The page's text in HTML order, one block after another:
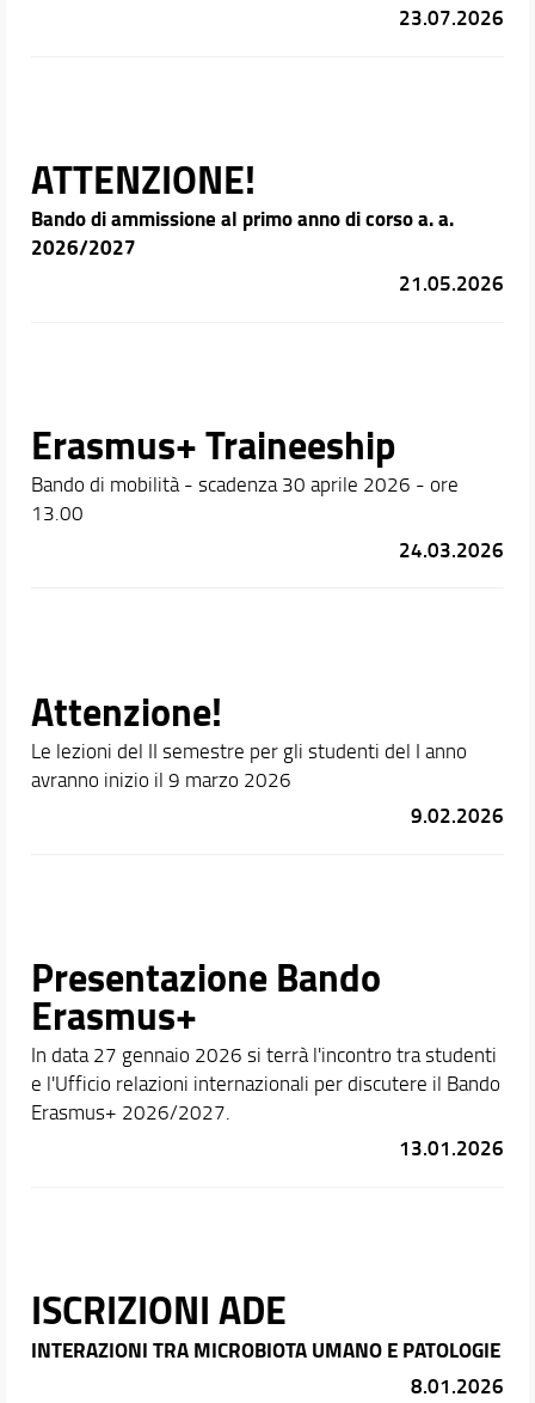
23.07.2026
ATTENZIONE!
Bando di ammissione al primo anno di corso a. a.
2026/2027
21.05.2026
Erasmus+ Traineeship
Bando di mobilità - scadenza 30 aprile 2026 - ore
13.00
24.03.2026
Attenzione!
Le lezioni del II semestre per gli studenti del I anno
avranno inizio il 9 marzo 2026
9.02.2026
Presentazione Bando
Erasmus+
In data 27 gennaio 2026 si terrà l'incontro tra studenti
e l'Ufficio relazioni internazionali per discutere il Bando
Erasmus+ 2026/2027.
13.01.2026
ISCRIZIONI ADE
INTERAZIONI TRA MICROBIOTA UMANO E PATOLOGIE
8.01.2026